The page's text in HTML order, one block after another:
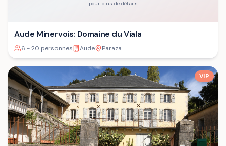
pour plus de détails
Aude Minervois: Domaine du Viala
6 - 20 personnes Aude Paraza
VIP